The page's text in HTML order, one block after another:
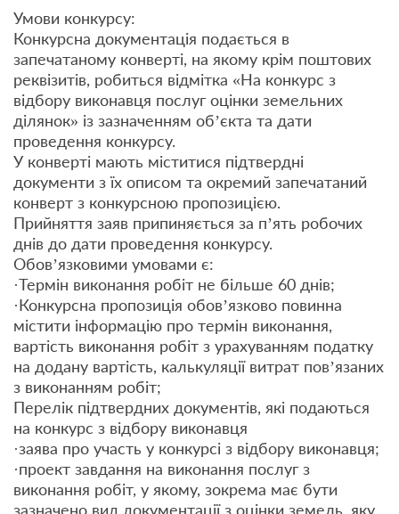
Умови конкурсу:
Конкурсна документація подається в
запечатаному конверті, на якому крім поштових
реквізитів, робиться відмітка «На конкурс з
відбору виконавця послуг оцінки земельних
ділянок» із зазначенням об’єкта та дати
проведення конкурсу.
У конверті мають міститися підтвердні
документи з їх описом та окремий запечатаний
конверт з конкурсною пропозицією.
Прийняття заяв припиняється за п’ять робочих
днів до дати проведення конкурсу.
Обов’язковими умовами є:
·Термін виконання робіт не більше 60 днів;
·Конкурсна пропозиція обов’язково повинна
містити інформацію про термін виконання,
вартість виконання робіт з урахуванням податку
на додану вартість, калькуляції витрат пов’язаних
з виконанням робіт;
Перелік підтвердних документів, які подаються
на конкурс з відбору виконавця
·заява про участь у конкурсі з відбору виконавця;
·проект завдання на виконання послуг з
виконання робіт, у якому, зокрема має бути
зазначено вид документації з оцінки земель, яку